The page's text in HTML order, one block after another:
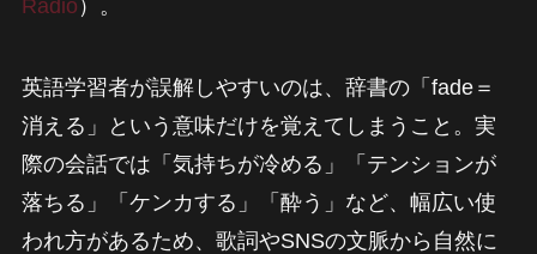
Radio ）。
英語学習者が誤解しやすいのは、辞書の「fade＝
消える」という意味だけを覚えてしまうこと。実
際の会話では「気持ちが冷める」「テンションが
落ちる」「ケンカする」「酔う」など、幅広い使
われ方があるため、歌詞やSNSの文脈から自然に